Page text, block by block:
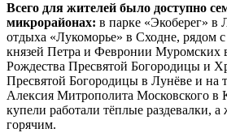
Всего для жителей было доступно
микрорайонах: в парке «Экоберег» в
отдыха «Лукоморье» в Сходне, рядом
князей Петра и Февронии Муромских
Рождества Пресвятой Богородицы и
Пресвятой Богородицы в Лунёве и на
Алексия Митрополита Московского в
купели работали тёплые раздевалки,
горячим.